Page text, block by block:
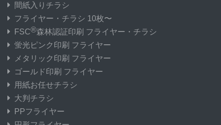
間紙入りチラシ
フライヤー・チラシ 10枚〜
FSC®森林認証印刷 フライヤー・チラシ
蛍光ピンク印刷 フライヤー
メタリック印刷 フライヤー
ゴールド印刷 フライヤー
用紙お任せチラシ
大判チラシ
PPフライヤー